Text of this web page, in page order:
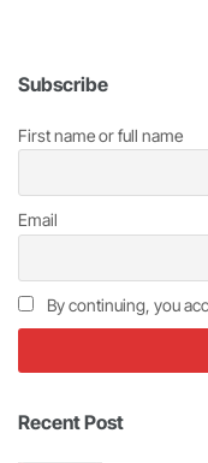
Subscribe
First name or full name
Email
By continuing, you
Recent Post